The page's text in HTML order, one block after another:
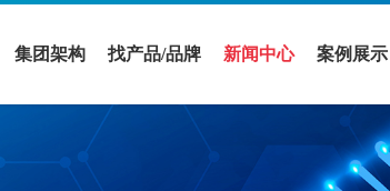
集团架构
验室设备领域
找产品/品牌 新闻中心
公司新闻
案例展示
案例展示
解决方案